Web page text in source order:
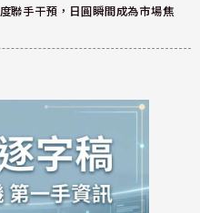
聯手干預，日圓瞬間成為市場焦